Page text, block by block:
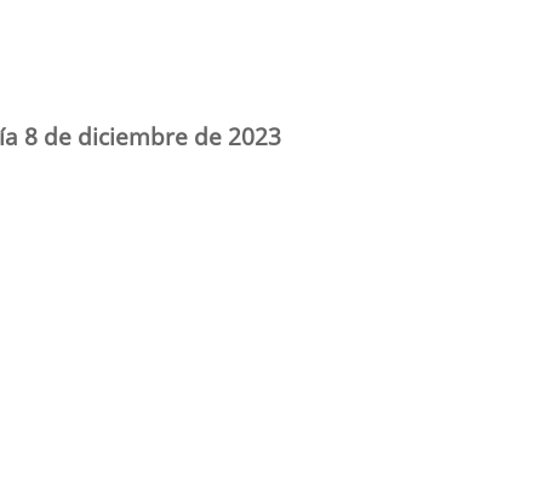
8 de diciembre de 2023